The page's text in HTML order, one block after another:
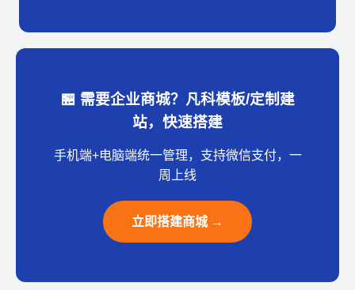
🏪 需要企业商城？凡科模板/定制建
站，快速搭建
手机端+电脑端统一管理，支持微信支付，一
周上线
立即搭建商城 →